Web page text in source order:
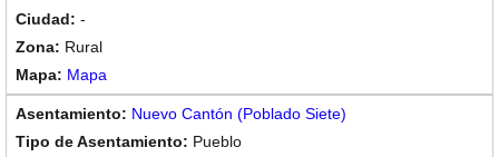
-
Rural
Mapa
Nuevo Cantón (Poblado Siete)
Pueblo